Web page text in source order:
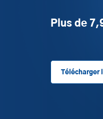
Plus de
Télécharger